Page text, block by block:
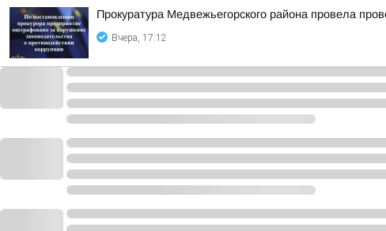
Прокуратура Медвежьегорского района провела
Вчера, 17:12